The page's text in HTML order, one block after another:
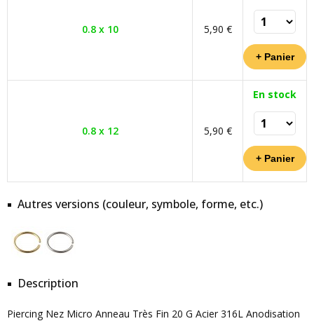
0.8 x 10 5,90 €
0.8 x 12 5,90 €
En stock
Autres versions (couleur, symbole, forme, etc.)
Description
Piercing Nez Micro Anneau Très Fin 20 G Acier 316L Anodisation